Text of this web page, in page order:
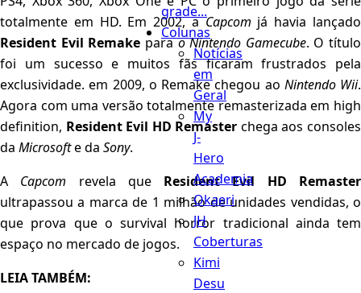
grade...
Colunas
Notícias
em
Geral
My
J-
Hero
Academia
Okaeri
JH
Coberturas
Kimi
Desu
totalmente em HD. Em 2002, aCapcom já havia lançado
Resident Evil Remake parao Nintendo Gamecube. O título
foi um sucesso e muitos fãs ficaram frustrados pela
exclusividade. em 2009, o Remake chegou ao Nintendo Wii.
Agora com uma versão totalmente remasterizada em high
definition, Resident Evil HD Remaster chega aos consoles
da Microsofte da Sony.
A Capcom revela que Resident Evil HD Remaster
ultrapassou a marca de 1 milhão de unidades vendidas, o
que prova que o survival horror tradicional ainda tem
espaço no mercado de jogos.
LEIA TAMBÉM: